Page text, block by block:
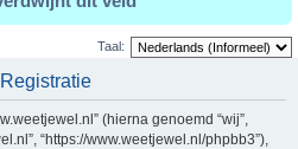
Taal:
(hierna genoemd “wij”,
“https://www.weetjewel.nl/phpbb3”),